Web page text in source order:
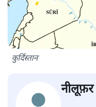
कुर्दिस्तान